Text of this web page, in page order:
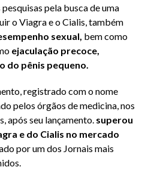
pela busca de uma
o Viagra e o Cialis, também
sexual, bem como
ejaculação precoce,
do pênis pequeno.
registrado com o nome
pelos órgãos de medicina, nos
após seu lançamento. superou
e do Cialis no mercado
por um dos Jornais mais